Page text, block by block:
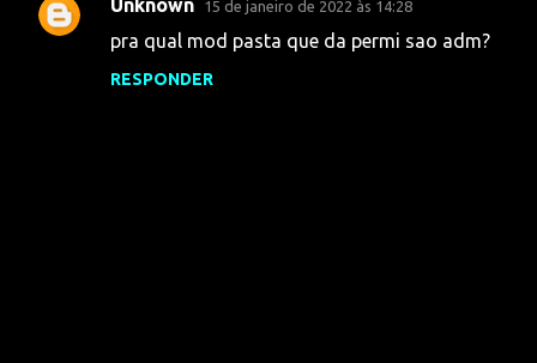
Unknown 15 de janeiro de 2022 às 14:28
pra qual mod pasta que da permi sao adm?
RESPONDER